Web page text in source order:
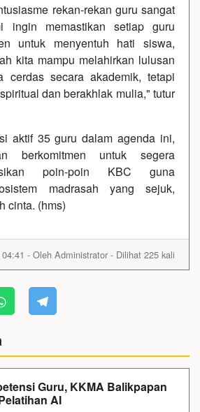
rekan-rekan guru sangat
ingin memastikan setiap guru
untuk menyentuh hati siswa,
kita mampu melahirkan lulusan
cerdas secara akademik, tetapi
dan berakhlak mulia," tutur
aktif 35 guru dalam agenda ini,
berkomitmen untuk segera
poin-poin KBC guna
madrasah yang sejuk,
cinta. (hms)
- Oleh Administrator - Dilihat 225 kali
Guru, KKMA Balikpapan
AI